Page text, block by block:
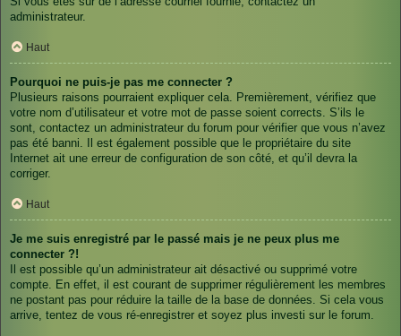
administrateur.
Haut
Pourquoi ne puis-je pas me connecter ?
Plusieurs raisons pourraient expliquer cela. Premièrement, vérifiez que
votre nom d’utilisateur et votre mot de passe soient corrects. S’ils le
sont, contactez un administrateur du forum pour vérifier que vous n’avez
pas été banni. Il est également possible que le propriétaire du site
Internet ait une erreur de configuration de son côté, et qu’il devra la
corriger.
Haut
Je me suis enregistré par le passé mais je ne peux plus me
connecter ?!
Il est possible qu’un administrateur ait désactivé ou supprimé votre
compte. En effet, il est courant de supprimer régulièrement les membres
ne postant pas pour réduire la taille de la base de données. Si cela vous
arrive, tentez de vous ré-enregistrer et soyez plus investi sur le forum.